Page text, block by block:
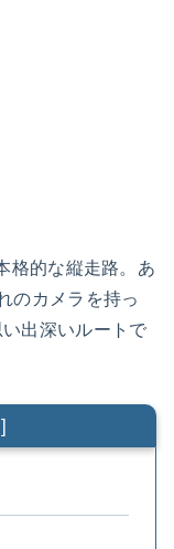
格的な縦走路。あ
のカメラを持っ
出深いルートで